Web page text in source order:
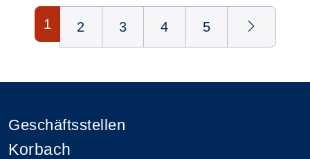
Seite 1 von 5
1 2 3 4 5
Geschäftsstellen
Korbach